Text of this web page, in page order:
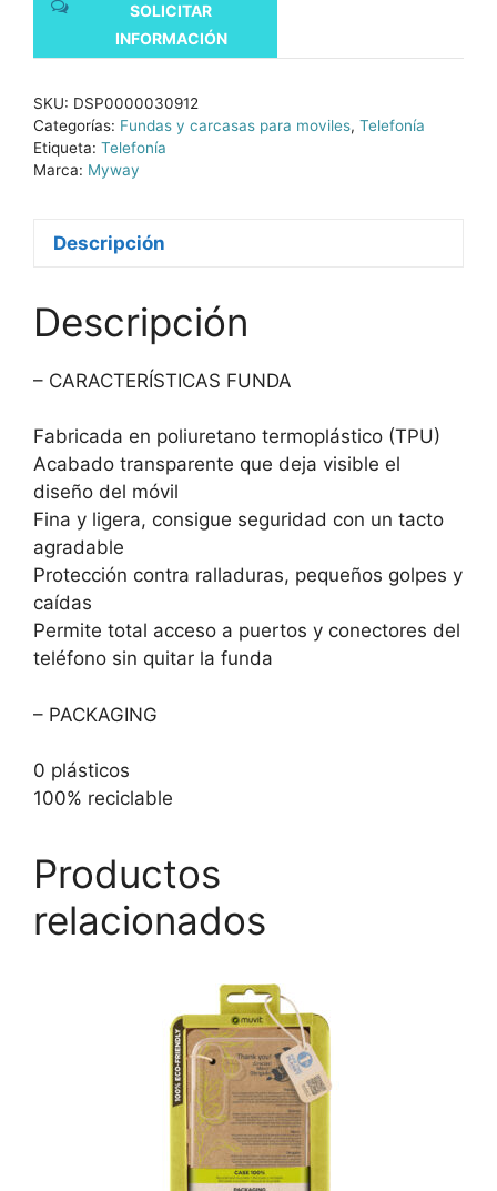
SOLICITAR
INFORMACIÓN
SKU: DSP0000030912
Categorías: Fundas y carcasas para moviles, Telefonía
Etiqueta: Telefonía
Marca: Myway
Descripción
Descripción
– CARACTERÍSTICAS FUNDA
Fabricada en poliuretano termoplástico (TPU)
Acabado transparente que deja visible el
diseño del móvil
Fina y ligera, consigue seguridad con un tacto
agradable
Protección contra ralladuras, pequeños golpes y
caídas
Permite total acceso a puertos y conectores del
teléfono sin quitar la funda
– PACKAGING
0 plásticos
100% reciclable
Productos
relacionados